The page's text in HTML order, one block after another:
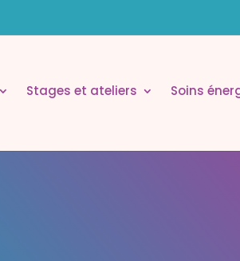
Stages et ateliers Soins